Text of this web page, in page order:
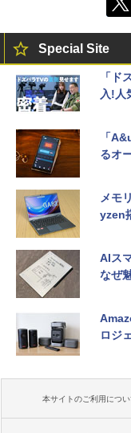
Special Site
「ド
入!人
「
るオ
メモ
yzen
AIス
なぜ
ロジ
本サイトのご利用につい